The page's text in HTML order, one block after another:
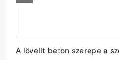
Családi szabadulószobák
A lövellt beton szerepe a
Hogyan válasszunk őszi
Kutyafuttató eszközök